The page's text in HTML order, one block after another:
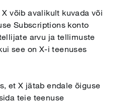
võib avalikult kuvada või
Subscriptions konto
arvu ja tellimuste
see on X-i teenuses
et X jätab endale õiguse
teie teenuse